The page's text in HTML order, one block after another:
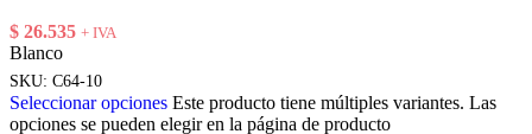
$ 26.535 + IVA
Blanco
SKU: C64-10
Seleccionar opciones Este producto tiene múltiples variantes. Las
opciones se pueden elegir en la página de producto